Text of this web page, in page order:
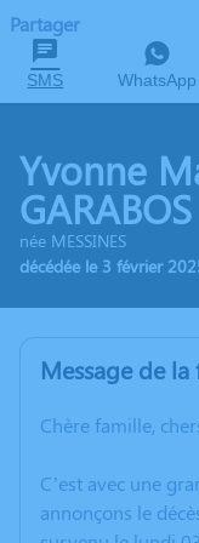
Partager
SMS WhatsApp
Yvonne
GARABOS
née MESSINES
décédée le 3 février
Message de
Chère famille,
C’est avec une
annonçons le